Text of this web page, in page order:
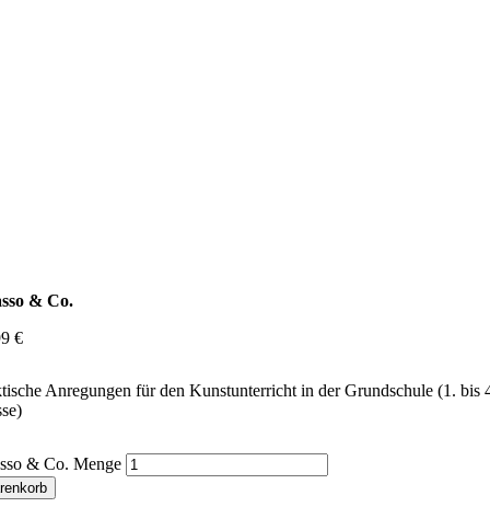
& Co.
€
Anregungen für den Kunstunterricht in der Grundschule (1. bis
& Co. Menge